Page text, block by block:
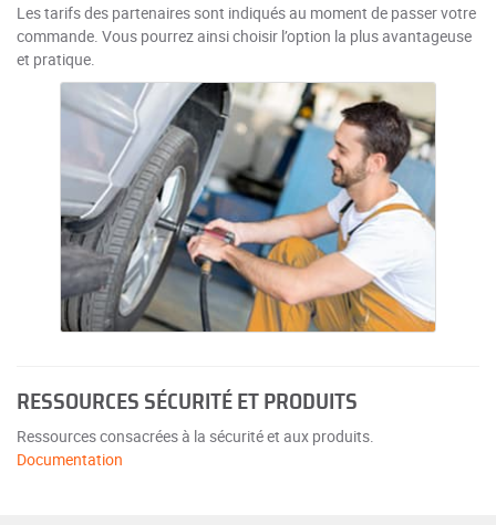
Les tarifs des partenaires sont indiqués au moment de passer votre
commande. Vous pourrez ainsi choisir l’option la plus avantageuse
et pratique.
RESSOURCES SÉCURITÉ ET PRODUITS
Ressources consacrées à la sécurité et aux produits.
Documentation